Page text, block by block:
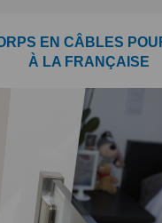
EN CÂBLES
À LA FRANÇAISE